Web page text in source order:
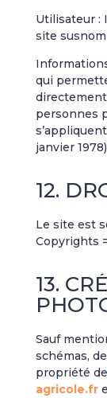
Utilisateur :
site
qui
personnes
janvier
12.
Le site est
Copyrights
13.
Sauf
schémas,
propriété de
agricole.fr